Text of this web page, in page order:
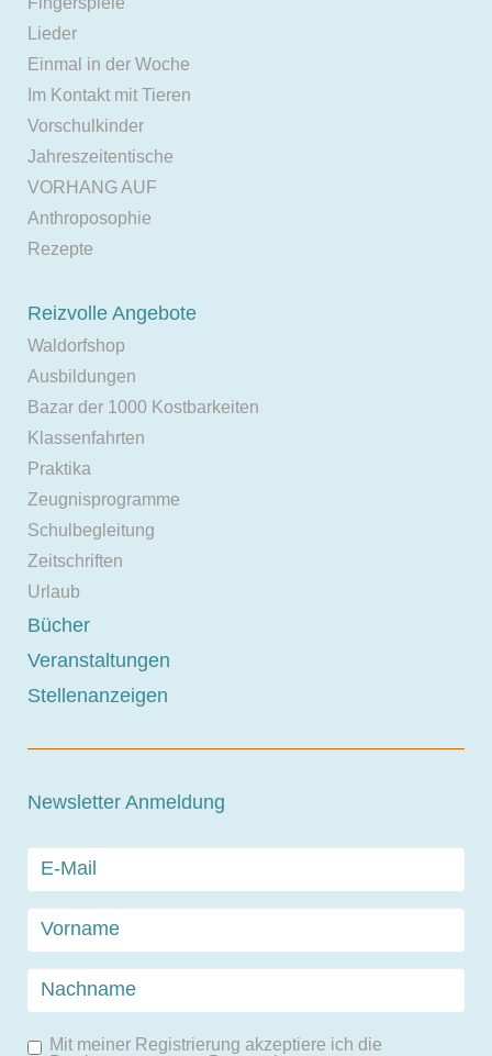
Lieder
Einmal in der Woche
Im Kontakt mit Tieren
Vorschulkinder
Jahreszeitentische
VORHANG AUF
Anthroposophie
Rezepte
Reizvolle Angebote
Waldorfshop
Ausbildungen
Bazar der 1000 Kostbarkeiten
Klassenfahrten
Praktika
Zeugnisprogramme
Schulbegleitung
Zeitschriften
Urlaub
Bücher
Veranstaltungen
Stellenanzeigen
Newsletter Anmeldung
Mit meiner Registrierung akzeptiere ich die